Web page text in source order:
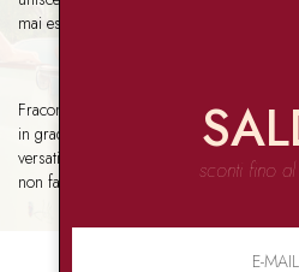
mai esagerare.
Fracomina punta tutto sull’equilibrio:
in grado di unire italianità e influenze
versatili adatti a qualsiasi momento della
non fa una piega.
sconti fino